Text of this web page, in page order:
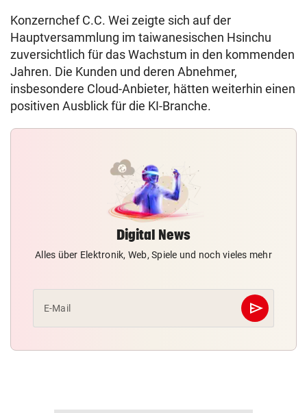
Konzernchef C.C. Wei zeigte sich auf der
Hauptversammlung im taiwanesischen Hsinchu
zuversichtlich für das Wachstum in den kommenden
Jahren. Die Kunden und deren Abnehmer,
insbesondere Cloud-Anbieter, hätten weiterhin einen
positiven Ausblick für die KI-Branche.
Digital News
Alles über Elektronik, Web, Spiele und noch vieles mehr
E-Mail send
Abschicken